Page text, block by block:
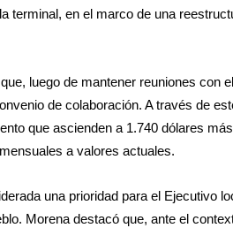
terminal, en el marco de una
luego de mantener reuniones con
de colaboración. A través de
que ascienden a 1.740 dólares
a valores actuales.
una prioridad para el Ejecutivo
Morena destacó que, ante el